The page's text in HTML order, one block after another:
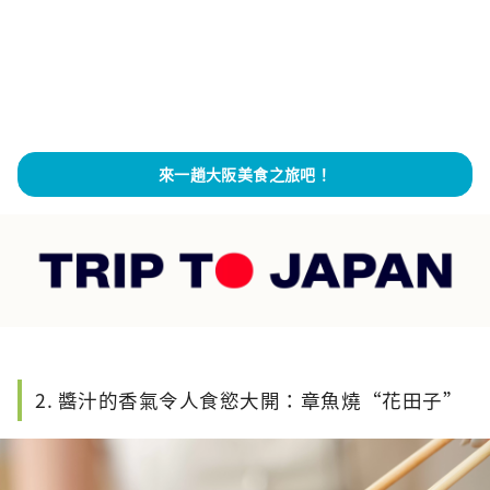
來一趟大阪美食之旅吧！
2. 醬汁的香氣令人食慾大開：章魚燒“花田子”